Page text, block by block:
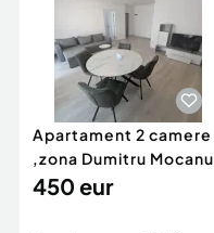
Apartament 2 camere
,zona Dumitru Mocanu
450 eur